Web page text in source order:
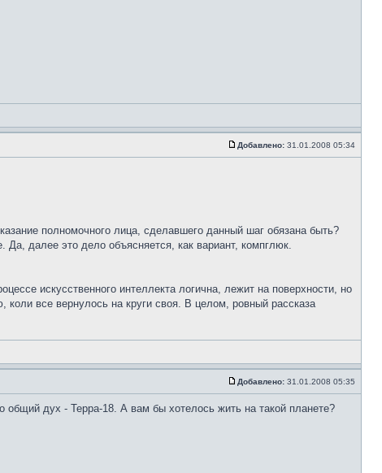
Добавлено: 31.01.2008 05:34
полномочного лица, сделавшего данный шаг обязана быть?
Да, далее это дело объясняется, как вариант, компглюк.
искусственного интеллекта логична, лежит на поверхности, но
все вернулось на круги своя. В целом, ровный рассказа
Добавлено: 31.01.2008 05:35
дух - Терра-18. А вам бы хотелось жить на такой планете?